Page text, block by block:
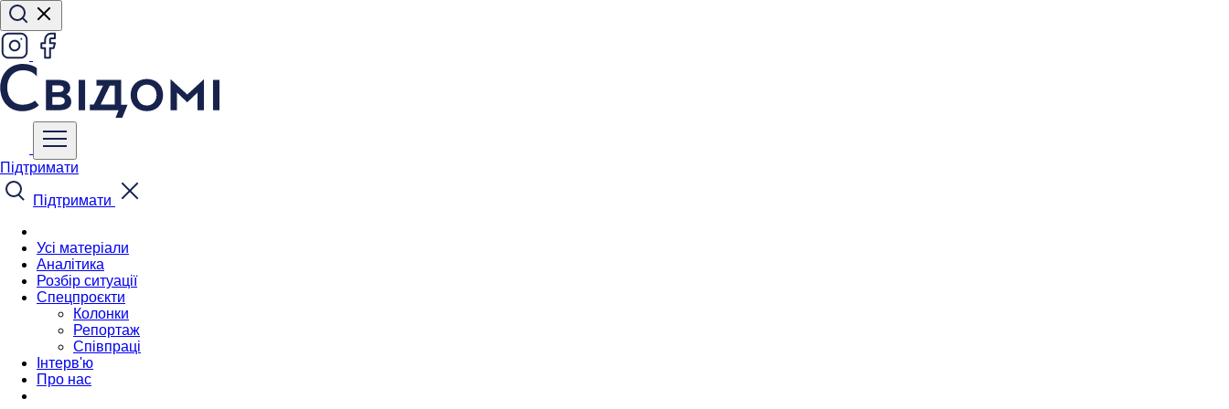
Підтримати
Підтримати
Усі матеріали
Аналітика
Розбір ситуації
Спецпроєкти
Колонки
Репортаж
Співпраці
Інтерв'ю
Про нас